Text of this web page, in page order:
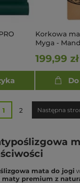
Korkowa
Myga -
199,99 zł
1 2 Następna
mata do jogi
maty premium z